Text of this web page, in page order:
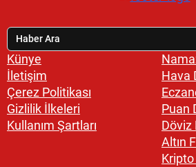
Künye
İletişim
Çerez Politikası
Gizlilik İlkeleri
Kullanım Şartları
Hava
Puan
Döviz
Altın
Kripto